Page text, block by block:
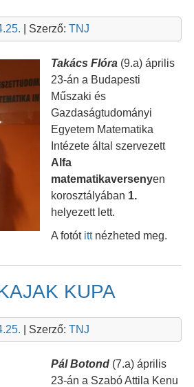
| Szerző: TNJ
Takács Flóra(9.a) április
23-án a Budapesti
Műszaki és
Gazdaságtudományi
Egyetem Matematika
Intézete által szervezett
Alfa
matematikaversenyen
korosztályában 1.
helyezett lett.
A fotót ittnézheted meg.
KUPA
| Szerző: TNJ
Pál Botond(7.a) április
23-án a Szabó Attila Kenu